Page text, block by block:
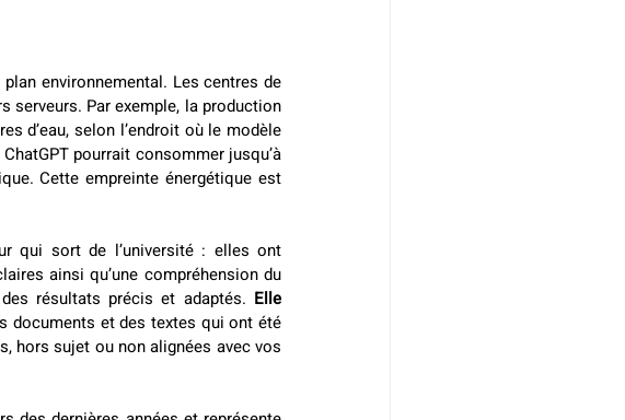
environnemental. Les centres de
serveurs. Par exemple, la production
d’eau, selon l’endroit où le modèle
Cette empreinte énergétique est
qui sort de l’université : elles ont
ainsi qu’une compréhension du
résultats précis et adaptés. Elle
documents et des textes qui ont été
hors sujet ou non alignées avec vos